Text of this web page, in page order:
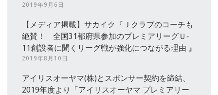
2019年9月6日
【メディア掲載】サカイク『Ｊクラブのコーチも
絶賛！ 全国31都府県参加のプレミアリーグＵ‐
11創設者に聞くリーグ戦が強化につながる理由 』
2019年8月10日
アイリスオーヤマ(株)とスポンサー契約を締結、
2019年度より「アイリスオーヤマ プレミアリー